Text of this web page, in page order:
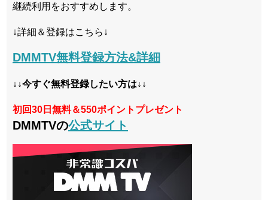
継続利用をおすすめします。
↓詳細＆登録はこちら↓
DMMTV無料登録方法&詳細
↓↓今すぐ無料登録したい方は↓↓
初回30日無料＆550ポイントプレゼント
DMMTVの公式サイト